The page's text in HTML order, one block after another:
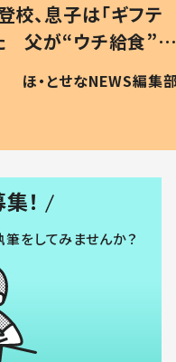
「ギフテ
チ給食”を
令和の親
なNEWS編集部
ひ孫
が、抱
「涙
い」
！
をしてみませんか？